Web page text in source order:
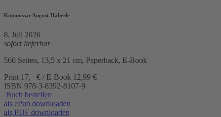
Kommissar August Häberle
8. Juli 2026
sofort lieferbar
560 Seiten, 13,5 x 21 cm, Paperback, E-Book
Print 17,– € / E-Book 12,99 €
ISBN 978-3-8392-8107-9
Buch bestellen
als ePub downloaden
als PDF downloaden